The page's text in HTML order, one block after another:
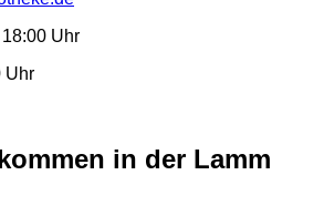
Uhr
Uhr
in der Lamm